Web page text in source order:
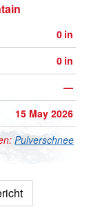
0 in
0 in
—
15 May 2026
Pulverschnee